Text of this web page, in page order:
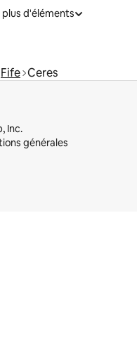
plus d'éléments
Fife Ceres
Inc.
générales